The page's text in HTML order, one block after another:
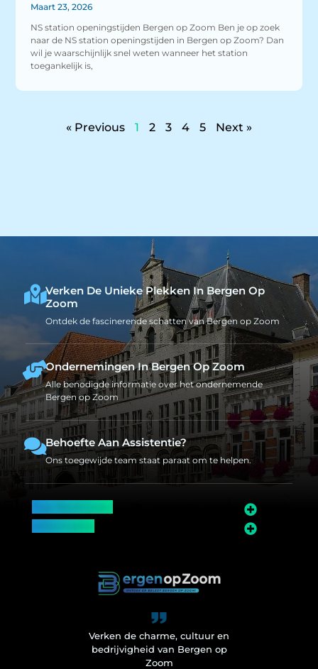
Maart 23, 2026
NS station openingstijden Bergen op Zoom Ben je op zoek
naar de NS station openingstijden in Bergen op Zoom? Dan
wil je waarschijnlijk snel weten wanneer het station
toegankelijk is,
« Previous 1 2 3 4 5 Next »
Verken De Unieke Plekken In Bergen Op
Zoom
Ontdek de fascinerende schatten van Bergen op Zoom
Ondernemingen In Bergen Op Zoom
Alle benodigde informatie over het ondernemende
Bergen op Zoom
Behoefte Aan Assistentie?
Ons toegewijde team staat paraat om te helpen.
Verken de charme, cultuur en
bedrijvigheid van Bergen op
Zoom